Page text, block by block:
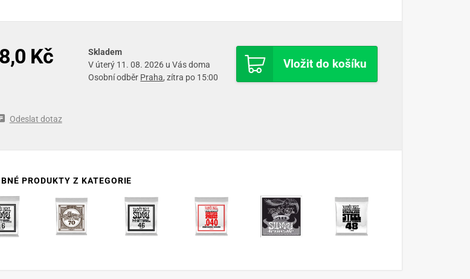
Kč Vložit do košíku
Skladem
V úterý 11. 08. 2026 u Vás doma
Osobní odběr Praha, zítra po 15:00
Odeslat dotaz
PRODUKTY Z KATEGORIE